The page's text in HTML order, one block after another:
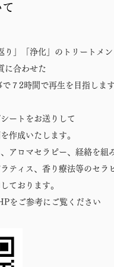
り」「浄化」のトリートメン
に合わせた
で ７2時間で再生を目指します
ートをお送りして
作成いたします。
アロマセラピー、経絡を組
ティス、香り療法等のセラ
ております。
をご参考にご覧ください